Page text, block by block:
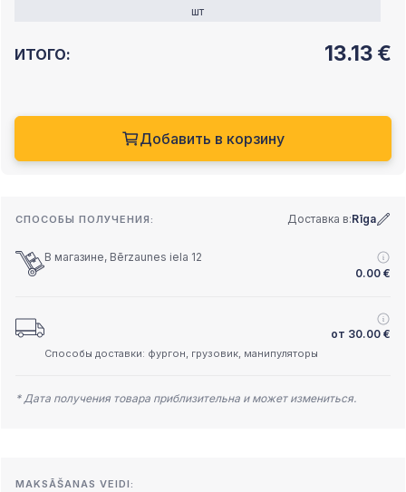
шт
ИТОГО: 13.13 €
Добавить в корзину
СПОСОБЫ ПОЛУЧЕНИЯ: Доставка в:Rīga
В магазине, Bērzaunes iela 12
0.00 €
от 30.00 €
Способы доставки: фургон, грузовик, манипуляторы
* Дата получения товара приблизительна и может измениться.
MAKSĀŠANAS VEIDI: